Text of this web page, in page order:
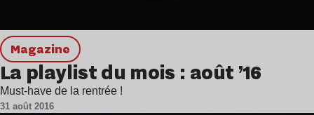
magazine
La playlist du mois : août ’16
Must-have de la rentrée !
31 août 2016